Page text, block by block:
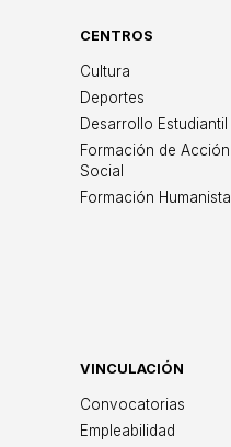
CENTROS
Cultura
Deportes
Desarrollo Estudiantil
Formación de Acción
Social
Formación Humanista
VINCULACIÓN
Convocatorias
Empleabilidad